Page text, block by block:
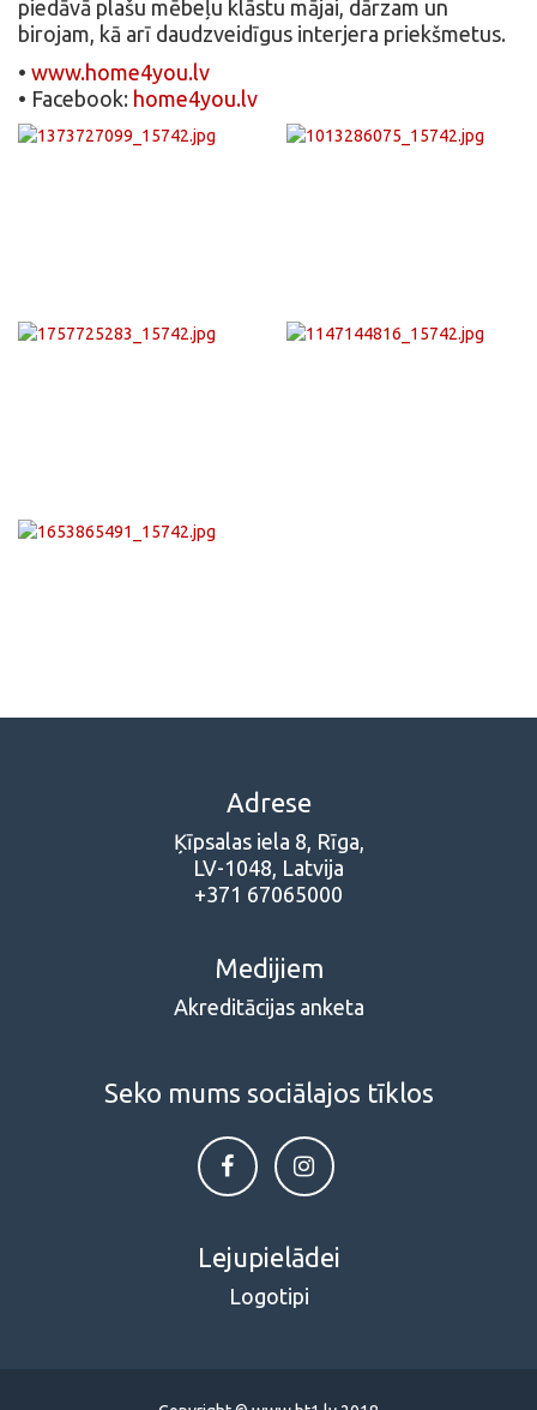
piedāvā plašu mēbeļu klāstu mājai, dārzam un
birojam, kā arī daudzveidīgus interjera priekšmetus.
• www.home4you.lv
• Facebook: home4you.lv
Adrese
Ķīpsalas iela 8, Rīga,
LV-1048, Latvija
+371 67065000
Medijiem
Akreditācijas anketa
Seko mums sociālajos tīklos
Lejupielādei
Logotipi